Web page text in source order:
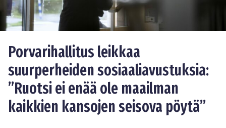
Porvarihallitus leikkaa
suurperheiden sosiaaliavustuksia:
”Ruotsi ei enää ole maailman
kaikkien kansojen seisova pöytä”